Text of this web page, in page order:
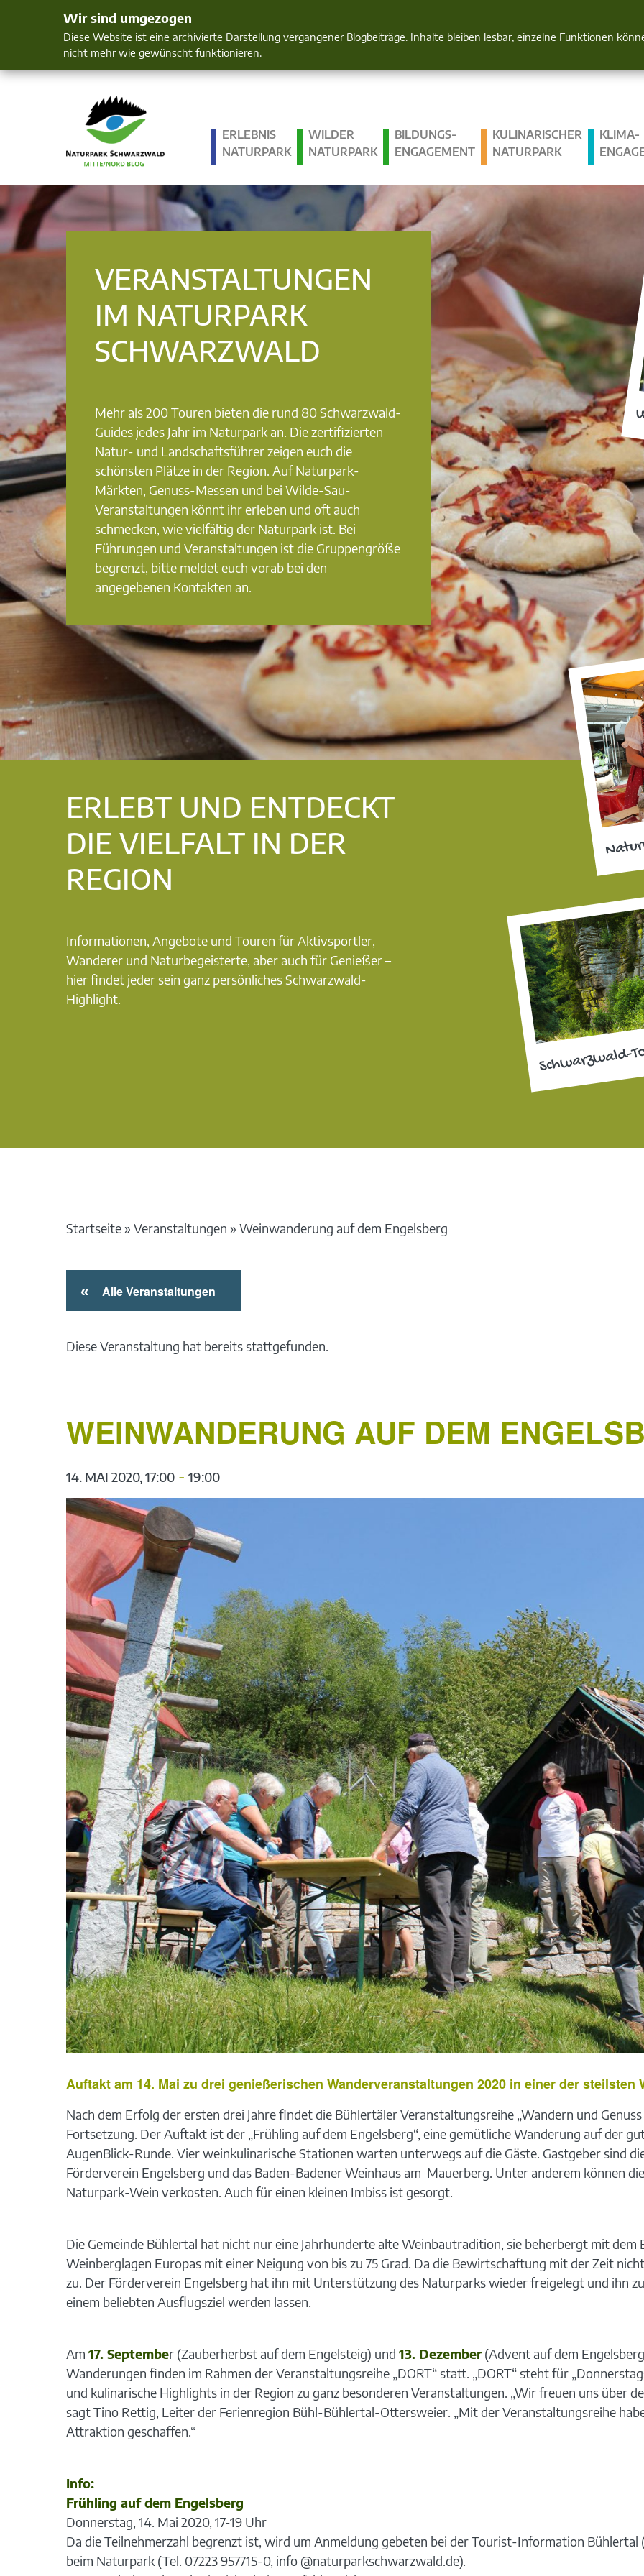
Wir sind umgezogen
Diese Website ist eine archivierte Darstellung vergangener Blogbeiträge. Inhalte bleiben lesbar, einzelne Funktionen
nicht mehr wie gewünscht funktionieren.
Mensch und Natur im Blick
ERLEBNIS
NATURPARK
WILDER
NATURPARK
BILDUNGS­
ENGAGEMENT
KULINARISCHER
NATURPARK
KLIMA­
VERANSTALTUNGEN
IM NATURPARK
SCHWARZWALD
Mehr als 200 Touren bieten die rund 80 Schwarzwald-
Guides jedes Jahr im Naturpark an. Die zertifizierten
Natur- und Landschaftsführer zeigen euch die
schönsten Plätze in der Region. Auf Naturpark-
Märkten, Genuss-Messen und bei Wilde-Sau-
Veranstaltungen könnt ihr erleben und oft auch
schmecken, wie vielfältig der Naturpark ist. Bei
Führungen und Veranstaltungen ist die Gruppengröße
begrenzt, bitte meldet euch vorab bei den
angegebenen Kontakten an.
ERLEBT UND ENTDECKT
DIE VIELFALT IN DER
REGION
Informationen, Angebote und Touren für Aktivsportler,
Wanderer und Naturbegeisterte, aber auch für Genießer –
hier findet jeder sein ganz persönliches Schwarzwald-
Highlight.
Schwarzwald-
Startseite» Veranstaltungen » Weinwanderung auf dem Engelsberg
« Alle Veranstaltungen
Diese Veranstaltung hat bereits stattgefunden.
WEINWANDERUNG AUF DEM
14. MAI 2020, 17:00- 19:00
Auftakt am 14. Mai zu drei genießerischen Wanderveranstaltungen 2020 in einer der steilsten
Nach dem Erfolg der ersten drei Jahre findet die Bühlertäler Veranstaltungsreihe „Wandern und
Fortsetzung. Der Auftakt ist der „Frühling auf dem Engelsberg“, eine gemütliche Wanderung auf der
AugenBlick-Runde. Vier weinkulinarische Stationen warten unterwegs auf die Gäste. Gastgeber sind
Förderverein Engelsberg und das Baden-Badener Weinhaus am Mauerberg. Unter anderem können
Naturpark-Wein verkosten. Auch für einen kleinen Imbiss ist gesorgt.
Die Gemeinde Bühlertal hat nicht nur eine Jahrhunderte alte Weinbautradition, sie beherbergt mit dem
Weinberglagen Europas mit einer Neigung von bis zu 75 Grad. Da die Bewirtschaftung mit der Zeit
zu. Der Förderverein Engelsberg hat ihn mit Unterstützung des Naturparks wieder freigelegt und ihn
einem beliebten Ausflugsziel werden lassen.
Am 17. September (Zauberherbst auf dem Engelsteig) und 13. Dezember(Advent auf dem
Wanderungen finden im Rahmen der Veranstaltungsreihe „DORT“ statt. „DORT“ steht für
und kulinarische Highlights in der Region zu ganz besonderen Veranstaltungen. „Wir freuen uns über
sagt Tino Rettig, Leiter der Ferienregion Bühl-Bühlertal-Ottersweier. „Mit der Veranstaltungsreihe
Attraktion geschaffen.“
Info:
Frühling auf dem Engelsberg
Donnerstag, 14. Mai 2020, 17-19 Uhr
Da die Teilnehmerzahl begrenzt ist, wird um Anmeldung gebeten bei der Tourist-Information Bühlertal
beim Naturpark (Tel. 07223 957715-0, info @naturparkschwarzwald.de).